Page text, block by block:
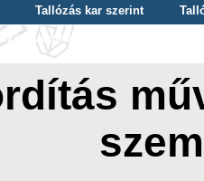
Tallózás kar szerint
tudományterület szerint